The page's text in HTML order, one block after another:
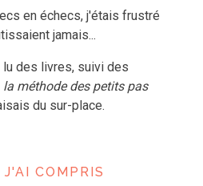
en échecs, j'étais frustré
jamais...
lu des livres, suivi des
la méthode des petits pas
du sur-place.
J'AI COMPRIS